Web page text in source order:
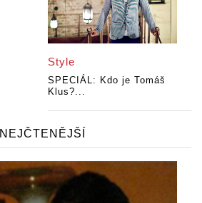
Style
SPECIÁL: Kdo je Tomáš
Klus?...
NEJČTENĚJŠÍ